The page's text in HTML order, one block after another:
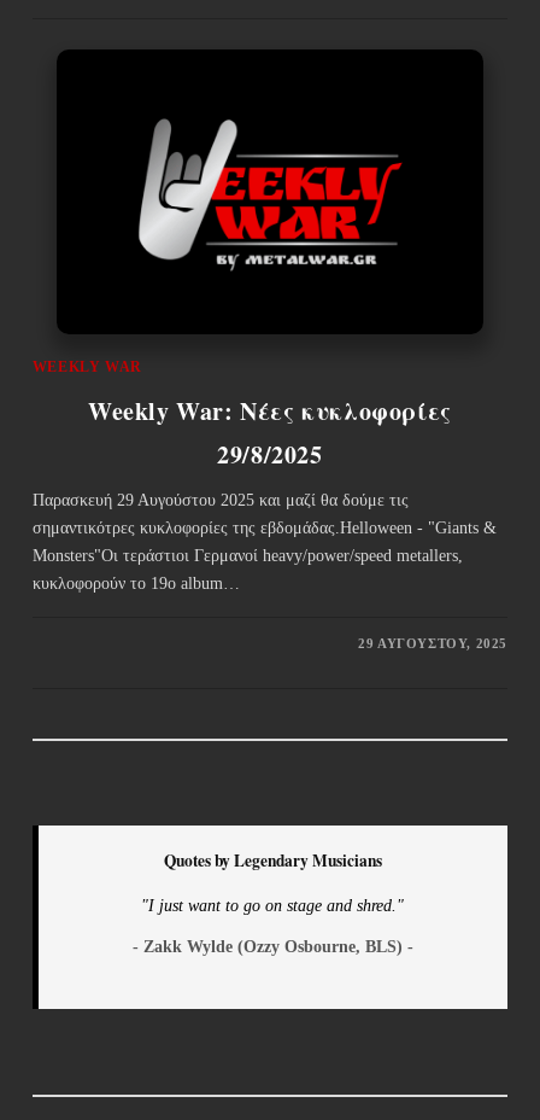
WEEKLY WAR
Weekly War: Νέες κυκλοφορίες
29/8/2025
Παρασκευή 29 Αυγούστου 2025 και μαζί θα δούμε τις
σημαντικότρες κυκλοφορίες της εβδομάδας.Helloween - "Giants &
Monsters"Οι τεράστιοι Γερμανοί heavy/power/speed metallers,
κυκλοφορούν το 19ο album…
29 ΑΥΓΟΎΣΤΟΥ, 2025
Quotes by Legendary Musicians
"I just want to go on stage and shred."
- Zakk Wylde (Ozzy Osbourne, BLS) -